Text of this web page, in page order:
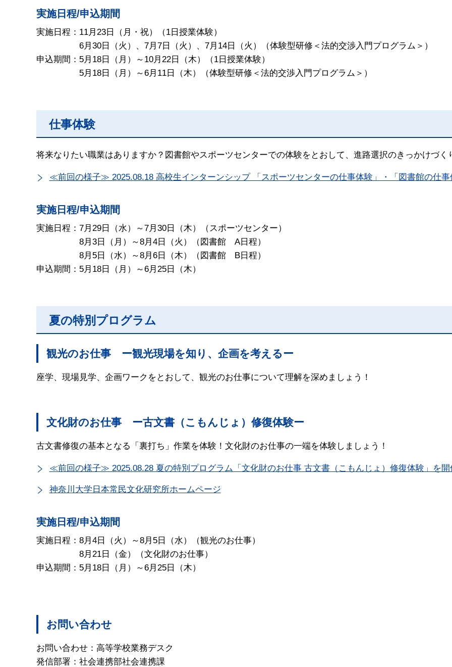
実施日程/申込期間
実施日程：11月23日（月・祝）（1日授業体験）
6月30日（火）、7月7日（火）、7月14日（火）（体験型研修＜法的交渉入門プログラム＞）
申込期間：5月18日（月）～10月22日（木）（1日授業体験）
5月18日（月）～6月11日（木）（体験型研修＜法的交渉入門プログラム＞ ）
仕事体験
将来なりたい職業はありますか？図書館やスポーツセンターでの体験をとおして、進路選択のきっかけづく
≪前回の様子≫ 2025.08.18 高校生インターンシップ 「スポーツセンターの仕事体験」・「図書館の仕事
実施日程/申込期間
実施日程：7月29日（水）～7月30日（木）（スポーツセンター）
8月3日（月）～8月4日（火）（図書館 A日程）
8月5日（水）～8月6日（木）（図書館 B日程）
申込期間：5月18日（月）～6月25日（木）
夏の特別プログラム
観光のお仕事 ー観光現場を知り、企画を考えるー
座学、現場見学、企画ワークをとおして、観光のお仕事について理解を深めましょう！
文化財のお仕事 ー古文書（こもんじょ）修復体験ー
古文書修復の基本となる「裏打ち」作業を体験！文化財のお仕事の一端を体験しましょう！
≪前回の様子≫ 2025.08.28 夏の特別プログラム「文化財のお仕事 古文書（こもんじょ）修復体験」を開
神奈川大学日本常民文化研究所ホームページ
実施日程/申込期間
実施日程：8月4日（火）～8月5日（水）（観光のお仕事）
8月21日（金）（文化財のお仕事）
申込期間：5月18日（月）～6月25日（木）
お問い合わせ
お問い合わせ：高等学校業務デスク
発信部署：社会連携部社会連携課